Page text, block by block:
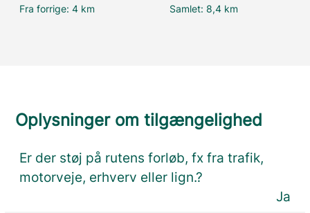
Fra forrige:4 km Samlet: 8,4 km
Oplysninger om tilgængelighed
Er der støj på rutens forløb, fx fra trafik,
motorveje, erhverv eller lign.?
Ja